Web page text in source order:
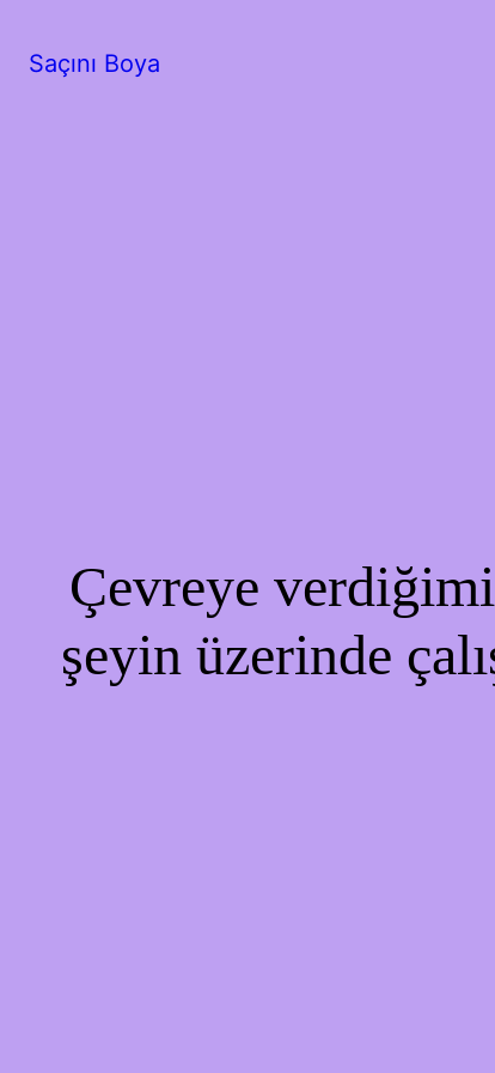
Saçını Boya
Çevreye
şeyin üzerinde